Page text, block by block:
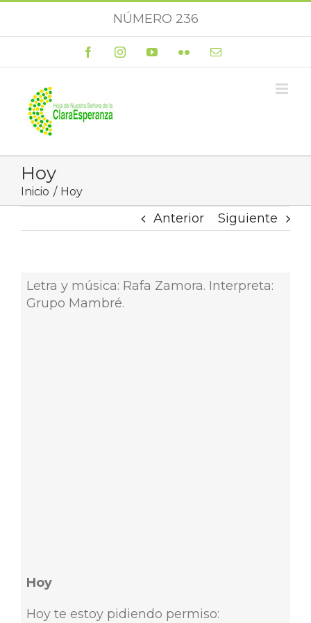
NÚMERO 236
FacebookInstagramYouTubeFlickr Correo
Hoy
Inicio Hoy
Anterior Siguiente
Letra y música: Rafa Zamora. Interpreta:
Grupo Mambré.
Hoy
Hoy te estoy pidiendo permiso: